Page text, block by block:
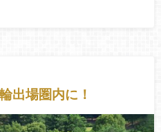
出場圏内に！